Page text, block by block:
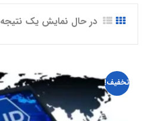
در حال نمایش یک نتیجه
تخفیف!